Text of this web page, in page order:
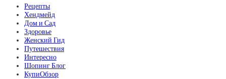
Рецепты
Хендмейд
Дом и Сад
Здоровье
Женский Гид
Путешествия
Интересно
Шопинг Блог
КупиОбзор